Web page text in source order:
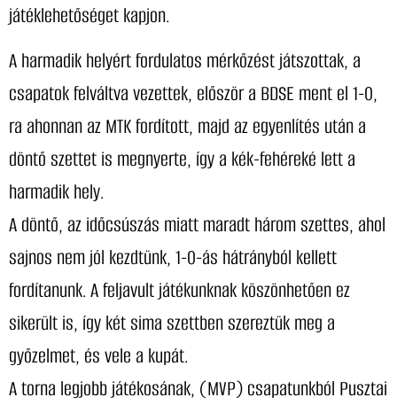
játéklehetőséget kapjon.
A harmadik helyért fordulatos mérkőzést játszottak, a
csapatok felváltva vezettek, először a BDSE ment el 1-0,
ra ahonnan az MTK fordított, majd az egyenlítés után a
döntő szettet is megnyerte, így a kék-fehéreké lett a
harmadik hely.
A döntő, az időcsúszás miatt maradt három szettes, ahol
sajnos nem jól kezdtünk, 1-0-ás hátrányból kellett
fordítanunk. A feljavult játékunknak köszönhetően ez
sikerült is, így két sima szettben szereztük meg a
győzelmet, és vele a kupát.
A torna legjobb játékosának, (MVP) csapatunkból Pusztai